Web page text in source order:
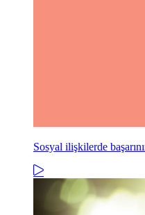
Sosyal ilişkilerde